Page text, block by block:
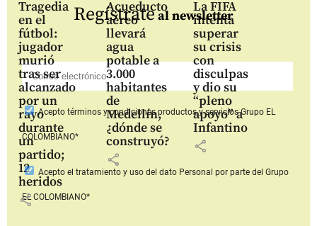
Tragedia
en el
fútbol:
jugador
murió
tras ser
alcanzado
por un
rayo
durante
un
partido;
12
heridos
share
Acueducto
aéreo
llevará
agua
potable a
3.000
habitantes
de
Medellín,
¿dónde se
construyó?
share
La FIFA
intenta
superar
su crisis
con
disculpas
y dio su
“pleno
apoyo” a
Infantino
share
Regístrateal newsletter
Aceptotérminos y condiciones productos y serviciosGrupo EL
COLOMBIANO*
Acepto el tratamiento y uso del dato Personal por parte del Grupo
EL COLOMBIANO*